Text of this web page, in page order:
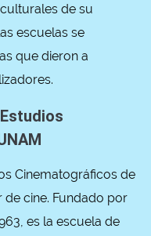
de su
escuelas se
que dieron a
Cinematográficos de
cine. Fundado por
es la escuela de